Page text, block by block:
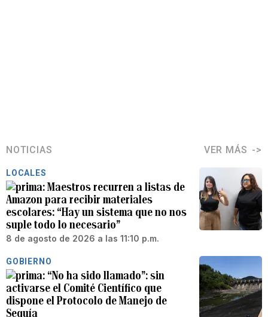
NOTICIAS VER MÁS
LOCALES
Maestros recurren a listas de
Amazon para recibir materiales
escolares: “Hay un sistema que no nos
suple todo lo necesario”
8 de agosto de 2026 a las 11:10 p.m.
GOBIERNO
“No ha sido llamado”: sin
activarse el Comité Científico que
dispone el Protocolo de Manejo de
Sequía